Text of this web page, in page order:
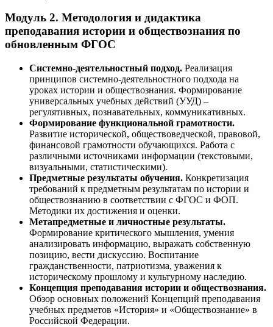
Модуль 2. Методология и дидактика
преподавания истории и обществознания по
обновленным ФГОС
Системно-деятельностный подход. Реализация
принципов системно-деятельностного подхода на
уроках истории и обществознания. Формирование
универсальных учебных действий (УУД) –
регулятивных, познавательных, коммуникативных.
Формирование функциональной грамотности.
Развитие исторической, обществоведческой, правовой,
финансовой грамотности обучающихся. Работа с
различными источниками информации (текстовыми,
визуальными, статистическими).
Предметные результаты обучения. Конкретизация
требований к предметным результатам по истории и
обществознанию в соответствии с ФГОС и ФОП.
Методики их достижения и оценки.
Метапредметные и личностные результаты.
Формирование критического мышления, умения
анализировать информацию, выражать собственную
позицию, вести дискуссию. Воспитание
гражданственности, патриотизма, уважения к
историческому прошлому и культурному наследию.
Концепция преподавания истории и обществознания.
Обзор основных положений Концепций преподавания
учебных предметов «История» и «Обществознание» в
Российской Федерации.